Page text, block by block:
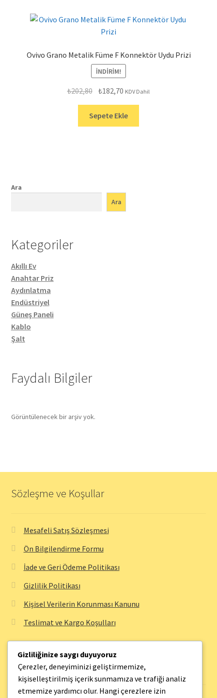
Ovivo Grano Metalik Füme F Konnektör Uydu Prizi
İNDIRIM!
₺202,80 Orijinal
fiyat:
₺202,80.
₺182,70 Şu
andaki
fiyat:
₺182,70.
KDV Dahil
Sepete Ekle
Ara
Ara
Kategoriler
Akıllı Ev
Anahtar Priz
Aydınlatma
Endüstriyel
Güneş Paneli
Kablo
Şalt
Faydalı Bilgiler
Görüntülenecek bir arşiv yok.
Sözleşme ve Koşullar
Mesafeli Satış Sözleşmesi
Ön Bilgilendirme Formu
İade ve Geri Ödeme Politikası
Gizlilik Politikası
Kişisel Verilerin Korunması Kanunu
Teslimat ve Kargo Koşulları
Bilgi Sayfaları
Gizliliğinize saygı duyuyoruz
Çerezler, deneyiminizi geliştirmemize,
kişiselleştirilmiş içerik sunmamıza ve trafiği analiz
etmemize yardımcı olur. Hangi çerezlere izin